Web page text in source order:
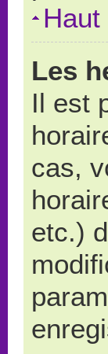
Haut
Les
Il est
cas,
etc.)